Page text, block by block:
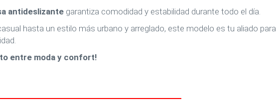
antideslizante garantiza comodidad y estabilidad durante todo el día.
hasta un estilo más urbano y arreglado, este modelo es tu aliado para
entre moda y confort!